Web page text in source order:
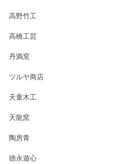
高野竹工
高橋工芸
丹満窯
ツルヤ商店
天童木工
天龍窯
陶房青
徳永遊心